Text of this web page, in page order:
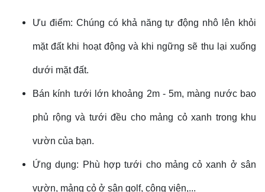
Ưu điểm: Chúng có khả năng tự động nhô lên khỏi
mặt đất khi hoạt động và khi ngững sẽ thu lại xuống
dưới mặt đất.
Bán kính tưới lớn khoảng 2m - 5m, màng nước bao
phủ rộng và tưới đều cho mảng cỏ xanh trong khu
vườn của bạn.
Ứng dụng: Phù hợp tưới cho mảng cỏ xanh ở sân
vườn, mảng cỏ ở sân golf, công viên,...